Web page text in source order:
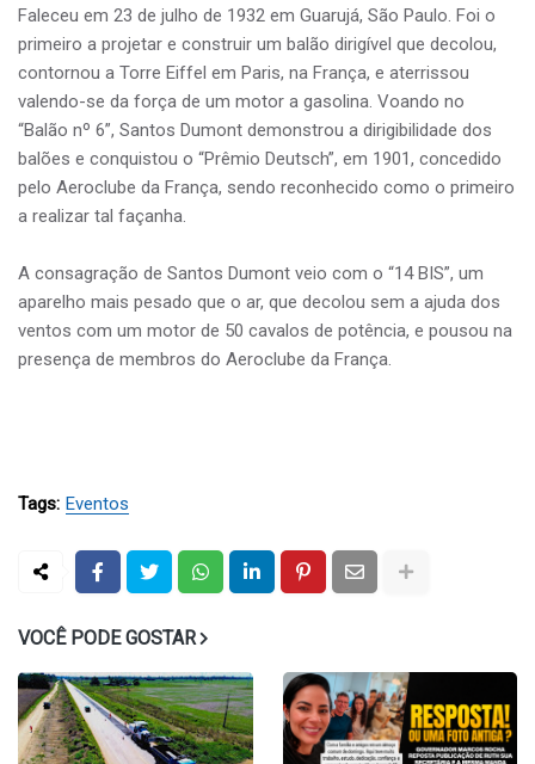
Faleceu em 23 de julho de 1932 em Guarujá, São Paulo. Foi o
primeiro a projetar e construir um balão dirigível que decolou,
contornou a Torre Eiffel em Paris, na França, e aterrissou
valendo-se da força de um motor a gasolina. Voando no
“Balão nº 6”, Santos Dumont demonstrou a dirigibilidade dos
balões e conquistou o “Prêmio Deutsch”, em 1901, concedido
pelo Aeroclube da França, sendo reconhecido como o primeiro
a realizar tal façanha.
A consagração de Santos Dumont veio com o “14 BIS”, um
aparelho mais pesado que o ar, que decolou sem a ajuda dos
ventos com um motor de 50 cavalos de potência, e pousou na
presença de membros do Aeroclube da França.
Tags: Eventos
VOCÊ PODE GOSTAR